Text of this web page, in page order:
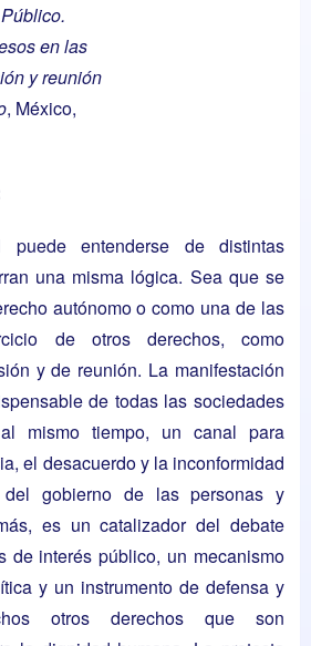
en las
y reunión
, México,
puede entenderse de distintas
una misma lógica. Sea que se
autónomo o como una de las
de otros derechos, como
y de reunión. La manifestación
de todas las sociedades
mismo tiempo, un canal para
el desacuerdo y la inconformidad
gobierno de las personas y
es un catalizador del debate
de interés público, un mecanismo
y un instrumento de defensa y
otros derechos que son